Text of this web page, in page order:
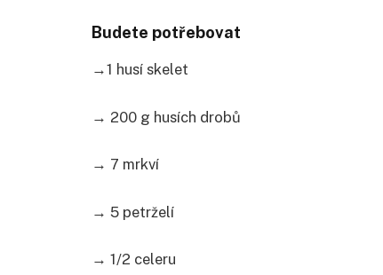
Budete potřebovat
→1 husí skelet
→ 200 g husích drobů
→ 7 mrkví
→ 5 petrželí
→ 1/2 celeru